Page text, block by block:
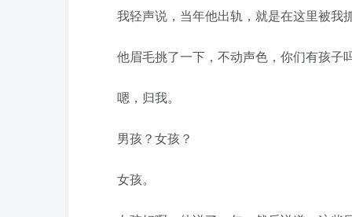
我轻声说，当年他出轨，就是在这里被我抓
他眉毛挑了一下，不动声色，你们有孩子
嗯，归我。
男孩？女孩？
女孩。